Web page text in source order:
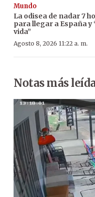
Mundo
La odisea de nadar 7
para llegar a España y
vida”
Agosto 8, 2026 11:22 a. m.
Notas más